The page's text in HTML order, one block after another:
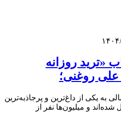
۲۶
«ترید روزانه
روغنی؛
به یکی از داغ‌ترین و پرجاذبه‌ترین
و میلیون‌ها نفر از